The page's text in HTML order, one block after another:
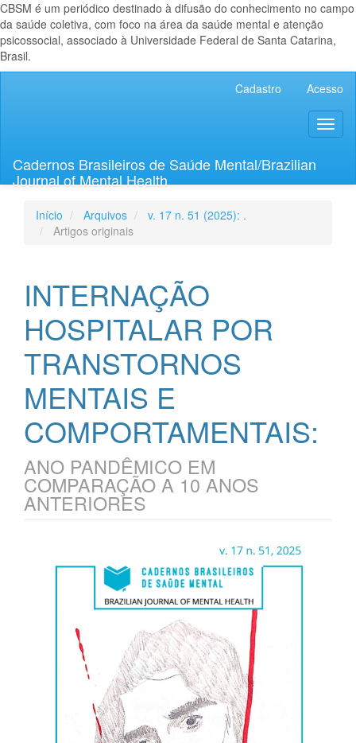
CBSM é um periódico destinado à difusão do conhecimento no campo
da saúde coletiva, com foco na área da saúde mental e atenção
psicossocial, associado à Universidade Federal de Santa Catarina,
Brasil.
Lateral
Cadastro Acesso
Cadernos Brasileiros de Saúde Mental/Brazilian
Journal of Mental Health
Início Arquivos
v. 17 n. 51 (2025): .
Artigos originais
INTERNAÇÃO
HOSPITALAR POR
TRANSTORNOS
MENTAIS E
COMPORTAMENTAIS:
ANO PANDÊMICO EM
COMPARAÇÃO A 10 ANOS
ANTERIORES
lateral
artigos